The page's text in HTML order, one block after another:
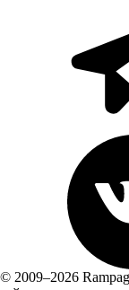
© 2009–2026